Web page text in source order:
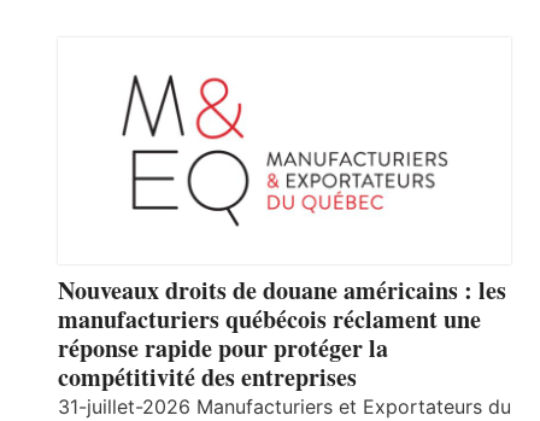
Nouveaux droits de douane américains : les
manufacturiers québécois réclament une
réponse rapide pour protéger la
compétitivité des entreprises
31-juillet-2026 Manufacturiers et Exportateurs du